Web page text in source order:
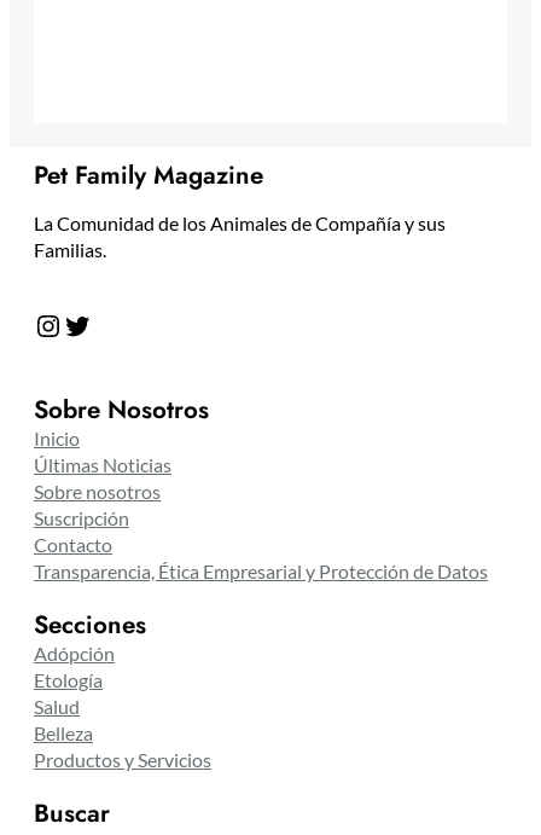
Pet Family Magazine
La Comunidad de los Animales de Compañía y sus
Familias.
Instagram Twitter
Sobre Nosotros
Inicio
Últimas Noticias
Sobre nosotros
Suscripción
Contacto
Transparencia, Ética Empresarial y Protección de Datos
Secciones
Adópción
Etología
Salud
Belleza
Productos y Servicios
Buscar